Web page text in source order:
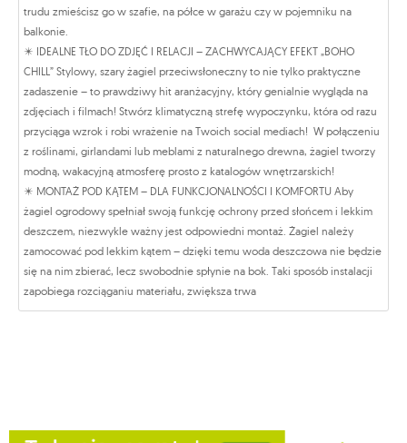
trudu zmieścisz go w szafie, na półce w garażu czy w pojemniku na
balkonie.
✴️ IDEALNE TŁO DO ZDJĘĆ I RELACJI – ZACHWYCAJĄCY EFEKT „BOHO
CHILL” Stylowy, szary żagiel przeciwsłoneczny to nie tylko praktyczne
zadaszenie – to prawdziwy hit aranżacyjny, który genialnie wygląda na
zdjęciach i filmach! Stwórz klimatyczną strefę wypoczynku, która od razu
przyciąga wzrok i robi wrażenie na Twoich social mediach! W połączeniu
z roślinami, girlandami lub meblami z naturalnego drewna, żagiel tworzy
modną, wakacyjną atmosferę prosto z katalogów wnętrzarskich!
✴️ MONTAŻ POD KĄTEM – DLA FUNKCJONALNOŚCI I KOMFORTU Aby
żagiel ogrodowy spełniał swoją funkcję ochrony przed słońcem i lekkim
deszczem, niezwykle ważny jest odpowiedni montaż. Żagiel należy
zamocować pod lekkim kątem – dzięki temu woda deszczowa nie będzie
się na nim zbierać, lecz swobodnie spłynie na bok. Taki sposób instalacji
zapobiega rozciąganiu materiału, zwiększa trwa